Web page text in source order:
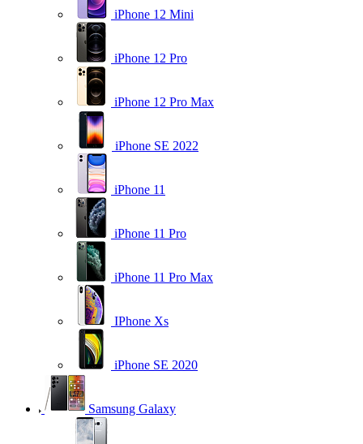
iPhone 12 Mini
iPhone 12 Pro
iPhone 12 Pro Max
iPhone SE 2022
iPhone 11
iPhone 11 Pro
iPhone 11 Pro Max
IPhone Xs
iPhone SE 2020
Samsung Galaxy